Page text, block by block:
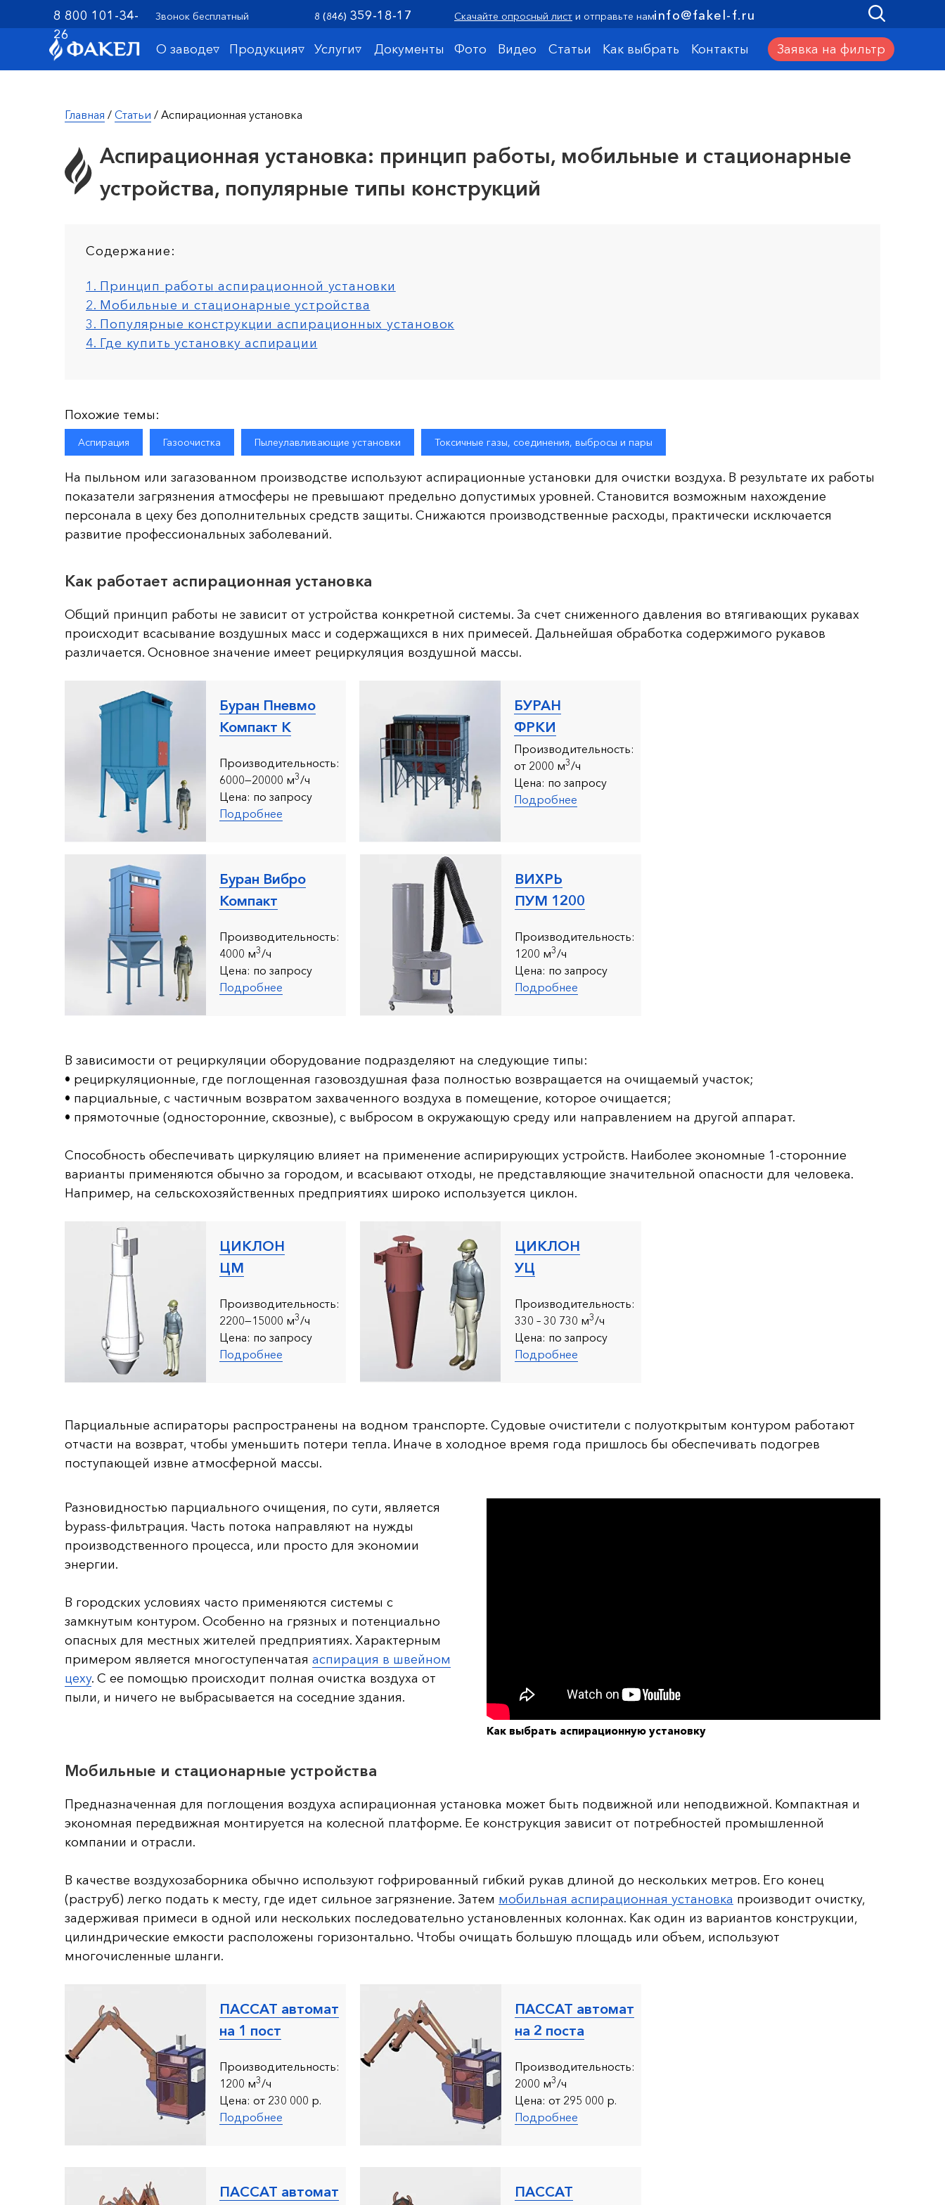
8 800 101-34-
26
Звонок бесплатный
О заводе▿ Продукция▿ Услуги▿ Документы Контакты Заявка на фильтр
Фото Видео Как выбрать
Статьи
Скачайте опросный лист и отправьте намinfo@fakel-f.ru
359-18-17
8 (846)
Главная / Статьи / Аспирационная установка
Аспирационная установка: принцип работы, мобильные и стационарные
устройства, популярные типы конструкций
Содержание:
1. Принцип работы аспирационной установки
2. Мобильные и стационарные устройства
3. Популярные конструкции аспирационных установок
4. Где купить установку аспирации
Похожие темы:
Аспирация Газоочистка Пылеулавливающие установки Токсичные газы, соединения, выбросы и пары
На пыльном или загазованном производстве используют аспирационные установки для очистки воздуха. В результате их работы
показатели загрязнения атмосферы не превышают предельно допустимых уровней. Становится возможным нахождение
персонала в цеху без дополнительных средств защиты. Снижаются производственные расходы, практически исключается
развитие профессиональных заболеваний.
Как работает аспирационная установка
Общий принцип работы не зависит от устройства конкретной системы. За счет сниженного давления во втягивающих рукавах
происходит всасывание воздушных масс и содержащихся в них примесей. Дальнейшая обработка содержимого рукавов
различается. Основное значение имеет рециркуляция воздушной массы.
Буран Пневмо
Компакт К
Производительность:
6000—20000 м3/ч
Цена: по запросу
Подробнее
ВИХРЬ
ПУМ 1200
Производительность:
1200 м3/ч
Цена: по запросу
Подробнее
БУРАН
ФРКИ
Производительность:
от 2000 м3/ч
Цена: по запросу
Подробнее
Буран Вибро
Компакт
Производительность:
4000 м3/ч
Цена: по запросу
Подробнее
В зависимости от рециркуляции оборудование подразделяют на следующие типы:
• рециркуляционные, где поглощенная газовоздушная фаза полностью возвращается на очищаемый участок;
• парциальные, с частичным возвратом захваченного воздуха в помещение, которое очищается;
• прямоточные (односторонние, сквозные), с выбросом в окружающую среду или направлением на другой аппарат.
Способность обеспечивать циркуляцию влияет на применение аспирирующих устройств. Наиболее экономные 1-сторонние
варианты применяются обычно за городом, и всасывают отходы, не представляющие значительной опасности для человека.
Например, на сельскохозяйственных предприятиях широко используется циклон.
ЦИКЛОН
УЦ
Производительность:
330 – 30 730 м3/ч
Цена: по запросу
Подробнее
ЦИКЛОН
ЦМ
Производительность:
2200—15000 м3/ч
Цена: по запросу
Подробнее
Парциальные аспираторы распространены на водном транспорте. Судовые очистители с полуоткрытым контуром работают
отчасти на возврат, чтобы уменьшить потери тепла. Иначе в холодное время года пришлось бы обеспечивать подогрев
поступающей извне атмосферной массы.
Разновидностью парциального очищения, по сути, является
bypass-фильтрация. Часть потока направляют на нужды
производственного процесса, или просто для экономии
энергии.
В городских условиях часто применяются системы с
замкнутым контуром. Особенно на грязных и потенциально
опасных для местных жителей предприятиях. Характерным
примером является многоступенчатая аспирация в швейном
цеху. С ее помощью происходит полная очистка воздуха от
пыли, и ничего не выбрасывается на соседние здания.
Как выбрать аспирационную установку
Мобильные и стационарные устройства
Предназначенная для поглощения воздуха аспирационная установка может быть подвижной или неподвижной. Компактная и
экономная передвижная монтируется на колесной платформе. Ее конструкция зависит от потребностей промышленной
компании и отрасли.
В качестве воздухозаборника обычно используют гофрированный гибкий рукав длиной до нескольких метров. Его конец
(раструб) легко подать к месту, где идет сильное загрязнение. Затем мобильная аспирационная установка производит очистку,
задерживая примеси в одной или нескольких последовательно установленных колоннах. Как один из вариантов конструкции,
цилиндрические емкости расположены горизонтально. Чтобы очищать большую площадь или объем, используют
многочисленные шланги.
ПАССАТ
ПАССАТ автомат
на 1 пост
Производительность:
1200 м3/ч
Цена: от 230 000 р.
Подробнее
ПАССАТ автомат
на 2 поста
Производительность:
2000 м3/ч
Цена: от 295 000 р.
Подробнее
ПАССАТ автомат